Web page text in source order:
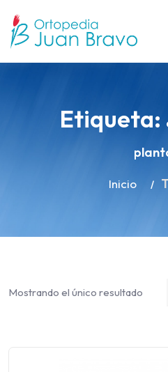
Etiqueta:
Inicio
Mostrando el único resultado